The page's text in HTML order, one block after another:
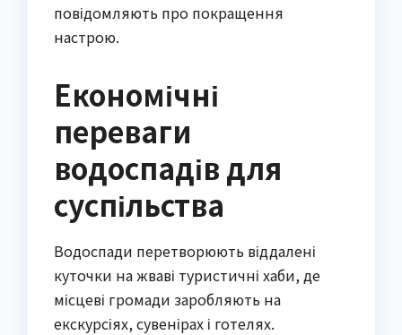
повідомляють про покращення
настрою.
Економічні
переваги
водоспадів для
суспільства
Водоспади перетворюють віддалені
куточки на жваві туристичні хаби, де
місцеві громади заробляють на
екскурсіях, сувенірах і готелях.